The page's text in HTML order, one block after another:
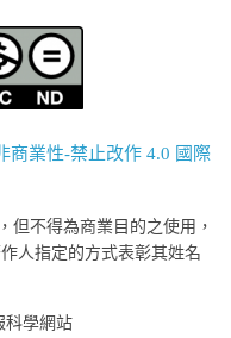
商業性-禁止改作 4.0 國際
但不得為商業目的之使用，
人指定的方式表彰其姓名
科學網站